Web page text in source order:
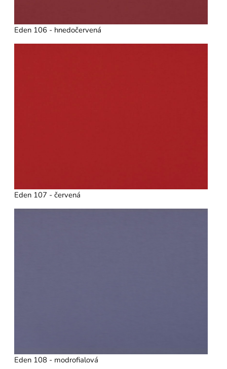
Eden 106 - hnedočervená
Eden 107 - červená
Eden 108 - modrofialová